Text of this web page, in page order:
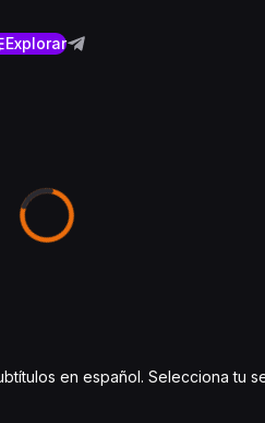
Explorar
en español. Selecciona tu